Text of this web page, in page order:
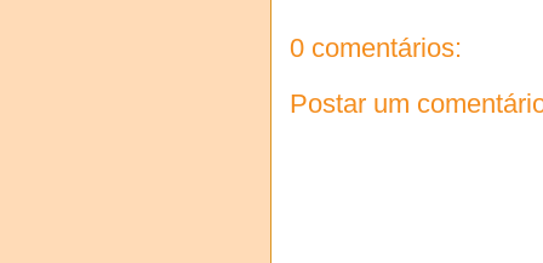
0 comentários:
Postar um